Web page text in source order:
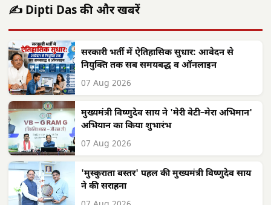
✍️ Dipti Das की और खबरें
सरकारी भर्ती में ऐतिहासिक सुधार: आवेदन से
नियुक्ति तक सब समयबद्ध व ऑनलाइन
07 Aug 2026
मुख्यमंत्री विष्णुदेव साय ने 'मेरी बेटी–मेरा अभिमान'
अभियान का किया शुभारंभ
07 Aug 2026
'मुस्कुराता बस्तर' पहल की मुख्यमंत्री विष्णुदेव साय
ने की सराहना